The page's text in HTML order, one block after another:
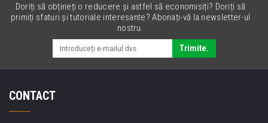
Doriți să obțineți o reducere și astfel să economisiți? Doriți să
primiți sfaturi și tutoriale interesante? Abonați-vă la newsletter-ul
nostru.
Trimite.
CONTACT